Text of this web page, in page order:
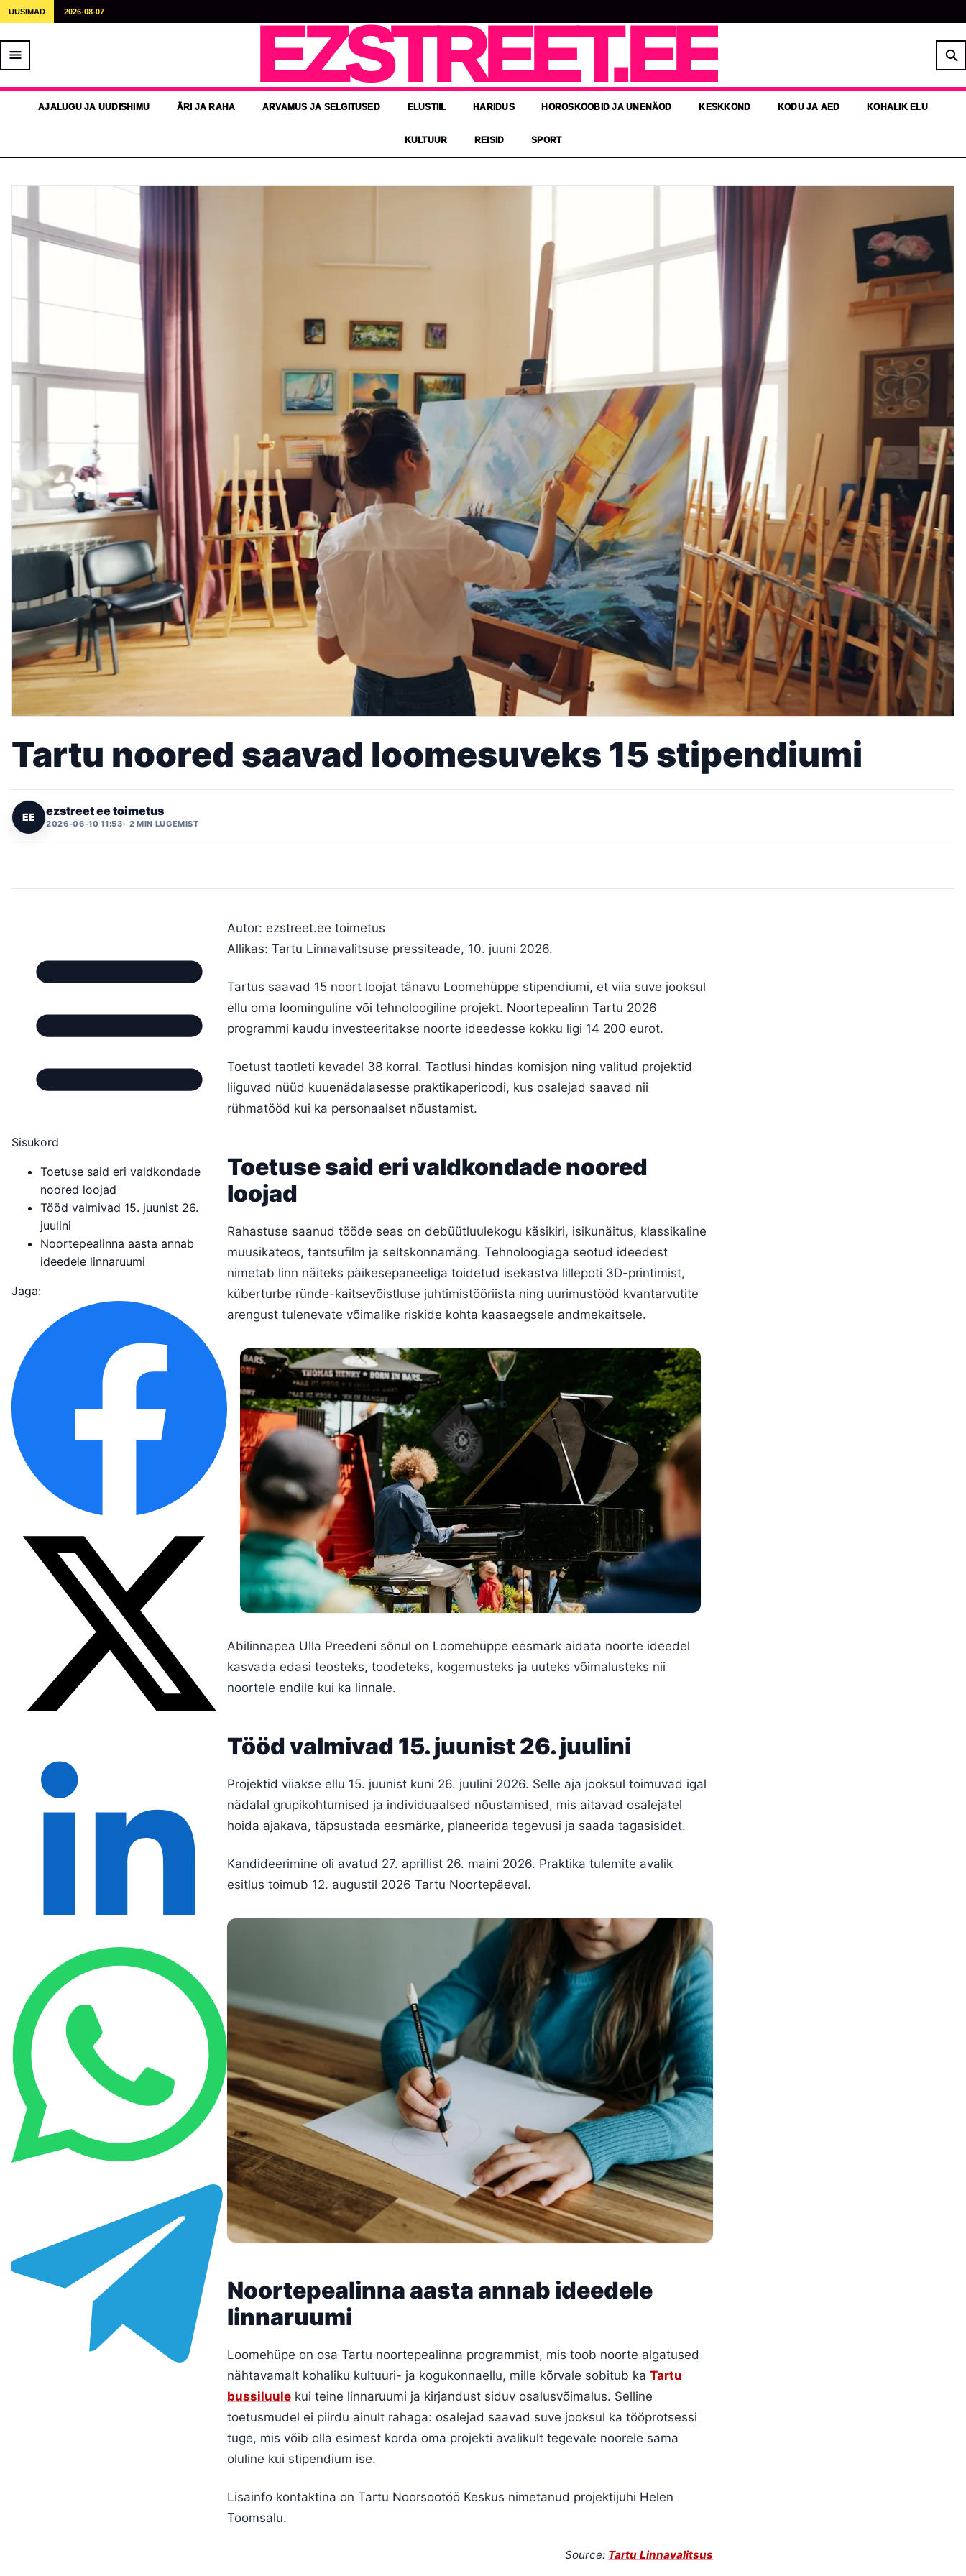
UUSIMAD 2026-08-07
EZSTREET.EE
AJALUGU JA UUDISHIMU ÄRI JA RAHA ARVAMUS JA SELGITUSED ELUSTIIL HARIDUS HOROSKOOBID JA UNENÄOD KESKKOND KODU JA AED KOHALIK ELU
KULTUUR REISID SPORT
Tartu noored saavad loomesuveks 15 stipendiumi
EE ezstreet ee toimetus
2026-06-10 11:53 2 MIN LUGEMIST
Sisukord
Toetuse said eri valdkondade
noored loojad
Tööd valmivad 15. juunist 26.
juulini
Noortepealinna aasta annab
ideedele linnaruumi
Jaga:
Autor: ezstreet.ee toimetus
Allikas: Tartu Linnavalitsuse pressiteade, 10. juuni 2026.
Tartus saavad 15 noort loojat tänavu Loomehüppe stipendiumi, et viia suve jooksul
ellu oma loominguline või tehnoloogiline projekt. Noortepealinn Tartu 2026
programmi kaudu investeeritakse noorte ideedesse kokku ligi 14 200 eurot.
Toetust taotleti kevadel 38 korral. Taotlusi hindas komisjon ning valitud projektid
liiguvad nüüd kuuenädalasesse praktikaperioodi, kus osalejad saavad nii
rühmatööd kui ka personaalset nõustamist.
Toetuse said eri valdkondade noored
loojad
Rahastuse saanud tööde seas on debüütluulekogu käsikiri, isikunäitus, klassikaline
muusikateos, tantsufilm ja seltskonnamäng. Tehnoloogiaga seotud ideedest
nimetab linn näiteks päikesepaneeliga toidetud isekastva lillepoti 3D-printimist,
küberturbe ründe-kaitsevõistluse juhtimistööriista ning uurimustööd kvantarvutite
arengust tulenevate võimalike riskide kohta kaasaegsele andmekaitsele.
Abilinnapea Ulla Preedeni sõnul on Loomehüppe eesmärk aidata noorte ideedel
kasvada edasi teosteks, toodeteks, kogemusteks ja uuteks võimalusteks nii
noortele endile kui ka linnale.
Tööd valmivad 15. juunist 26. juulini
Projektid viiakse ellu 15. juunist kuni 26. juulini 2026. Selle aja jooksul toimuvad igal
nädalal grupikohtumised ja individuaalsed nõustamised, mis aitavad osalejatel
hoida ajakava, täpsustada eesmärke, planeerida tegevusi ja saada tagasisidet.
Kandideerimine oli avatud 27. aprillist 26. maini 2026. Praktika tulemite avalik
esitlus toimub 12. augustil 2026 Tartu Noortepäeval.
Noortepealinna aasta annab ideedele
linnaruumi
Loomehüpe on osa Tartu noortepealinna programmist, mis toob noorte algatused
nähtavamalt kohaliku kultuuri- ja kogukonnaellu, mille kõrvale sobitub ka Tartu
bussiluule kui teine linnaruumi ja kirjandust siduv osalusvõimalus. Selline
toetusmudel ei piirdu ainult rahaga: osalejad saavad suve jooksul ka tööprotsessi
tuge, mis võib olla esimest korda oma projekti avalikult tegevale noorele sama
oluline kui stipendium ise.
Lisainfo kontaktina on Tartu Noorsootöö Keskus nimetanud projektijuhi Helen
Toomsalu.
Source: Tartu Linnavalitsus